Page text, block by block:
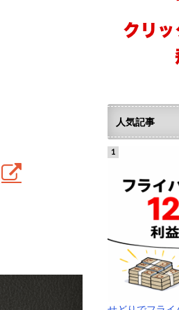
人気記事